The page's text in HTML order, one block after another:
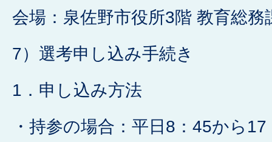
会場：泉佐野市役所3階 教育総務
7）選考申し込み手続き
1．申し込み方法
・持参の場合：平日8：45から